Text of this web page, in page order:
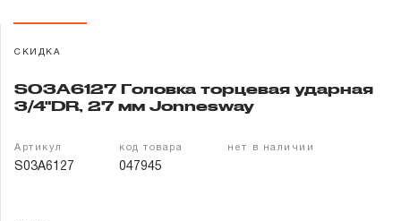
Партнерам
СКИДКА
S03A6127 Головка торцевая ударная
3/4"DR, 27 мм Jonnesway
Артикул
S03A6127
код товара
047945
нет в наличии